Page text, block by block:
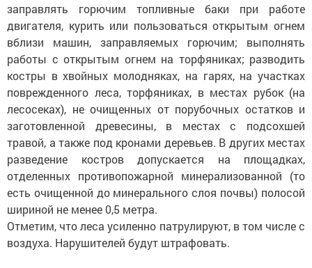
заправлять горючим топливные баки при работе
двигателя, курить или пользоваться открытым огнем
вблизи машин, заправляемых горючим; выполнять
работы с открытым огнем на торфяниках; разводить
костры в хвойных молодняках, на гарях, на участках
поврежденного леса, торфяниках, в местах рубок (на
лесосеках), не очищенных от порубочных остатков и
заготовленной древесины, в местах с подсохшей
травой, а также под кронами деревьев. В других местах
разведение костров допускается на площадках,
отделенных противопожарной минерализованной (то
есть очищенной до минерального слоя почвы) полосой
шириной не менее 0,5 метра.
Отметим, что леса усиленно патрулируют, в том числе с
воздуха. Нарушителей будут штрафовать.